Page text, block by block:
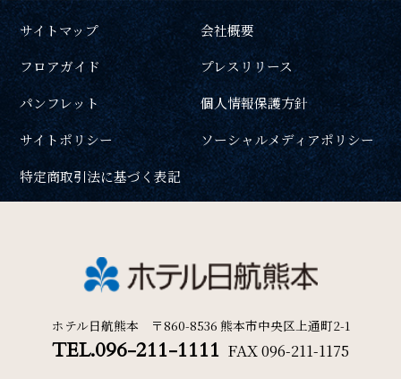
アクセス
Sightseeing
周辺観光
Gallery
フォトギャラリー
One Harmony
チェックイン日 - チェックアウト日
一部屋あたりのご利用人数
サイトマップ
会社概要
フロアガイド
プレスリリース
パンフレット
個人情報保護方針
サイトポリシー
ソーシャルメディアポリシー
特定商取引法に基づく表記
ホテル日航熊本 〒860-8536 熊本市中央区上通町2-1
TEL.096-211-1111 FAX096-211-1175